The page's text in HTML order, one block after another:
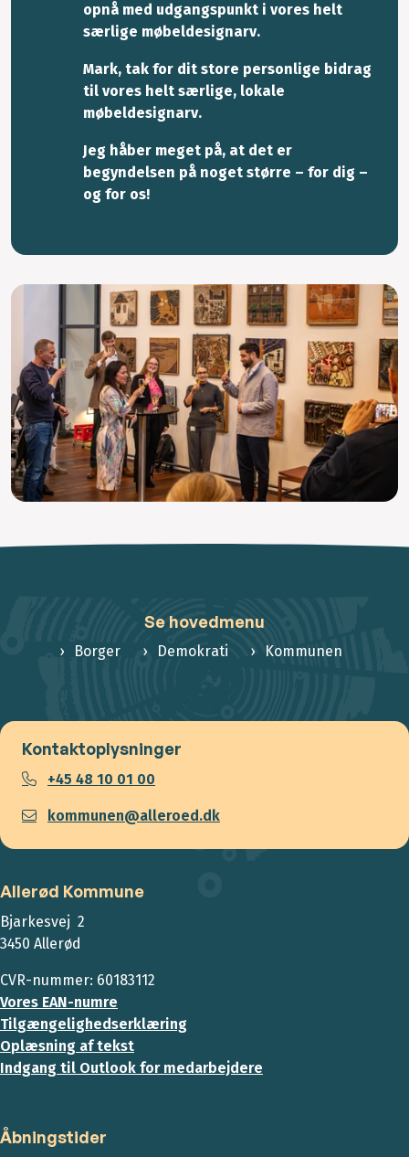
opnå med udgangspunkt i vores helt
særlige møbeldesignarv.
Mark, tak for dit store personlige bidrag
til vores helt særlige, lokale
møbeldesignarv.
Jeg håber meget på, at det er
begyndelsen på noget større – for dig –
og for os!
Se hovedmenu
Borger Demokrati Kommunen
Kontaktoplysninger
+45 48 10 01 00
kommunen@alleroed.dk
Allerød Kommune
Bjarkesvej 2
3450 Allerød
CVR-nummer: 60183112
Vores EAN-numre
Tilgængelighedserklæring
Oplæsning af tekst
Indgang til Outlook for medarbejdere
Åbningstider